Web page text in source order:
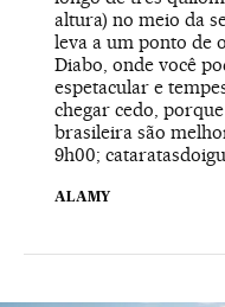
altura) no meio da
leva a um ponto de
Diabo, onde você
espetacular e
chegar cedo,
brasileira são
9h00;
ALAMY